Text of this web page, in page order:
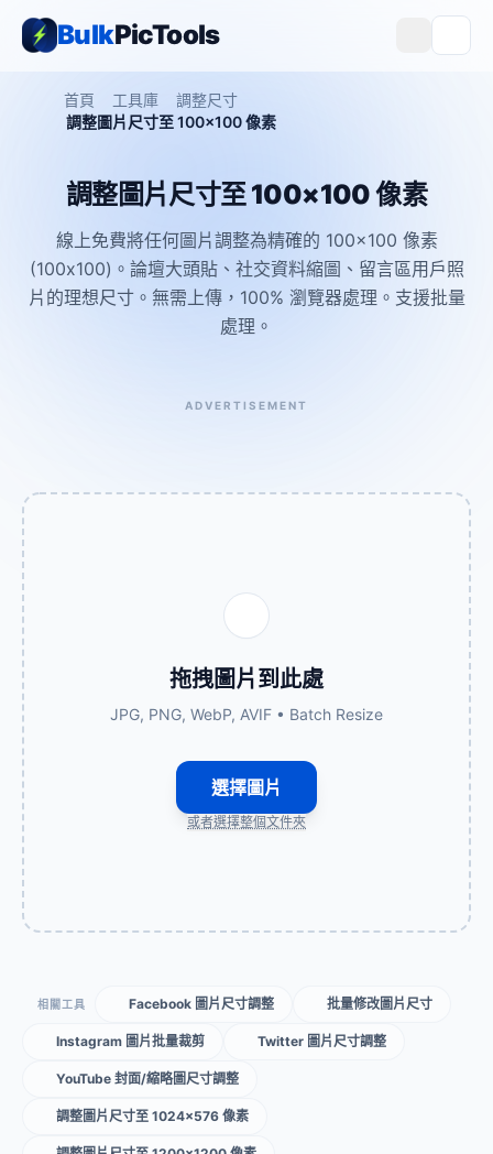
BulkPicTools
首頁 工具庫
調整尺寸
調整圖片尺寸至 100×100 像素
調整圖片尺寸至 100×100 像素
線上免費將任何圖片調整為精確的 100×100 像素
(100x100)。論壇大頭貼、社交資料縮圖、留言區用戶照
片的理想尺寸。無需上傳，100% 瀏覽器處理。支援批量
處理。
ADVERTISEMENT
拖拽圖片到此處
JPG, PNG, WebP, AVIF • Batch Resize
選擇圖片
或者選擇整個文件夾
相關工具 Facebook 圖片尺寸調整 批量修改圖片尺寸
Instagram 圖片批量裁剪 Twitter 圖片尺寸調整
YouTube 封面/縮略圖尺寸調整
調整圖片尺寸至 1024×576 像素